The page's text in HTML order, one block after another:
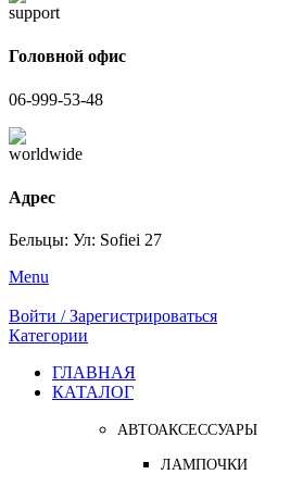
Головной офис
06-999-53-48
Адрес
Бельцы: Ул: Sofiei 27
Menu
Войти / Зарегистрироваться
Категории
ГЛАВНАЯ
КАТАЛОГ
АВТОАКСЕССУАРЫ
ЛАМПОЧКИ